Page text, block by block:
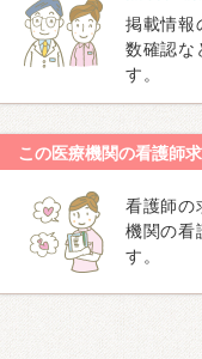
掲載情報
数確認な
す。
この医療機関の看護師
看護師の
機関の看
す。